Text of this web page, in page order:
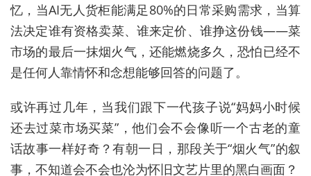
忆，当AI无人货柜能满足80%的日常采购需求，当算
法决定谁有资格卖菜、谁来定价、谁挣这份钱——菜
市场的最后一抹烟火气，还能燃烧多久，恐怕已经不
是任何人靠情怀和念想能够回答的问题了。
或许再过几年，当我们跟下一代孩子说“妈妈小时候
还去过菜市场买菜”，他们会不会像听一个古老的童
话故事一样好奇？有朝一日，那段关于“烟火气”的叙
事，不知道会不会也沦为怀旧文艺片里的黑白画面？